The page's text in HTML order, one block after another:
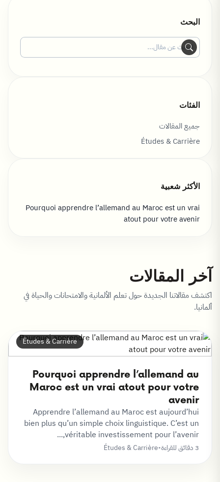
البحث
الفئات
جميع المقالات
Études & Carrière
الأكثر شعبية
Pourquoi apprendre l’allemand au Maroc est un vrai
atout pour votre avenir
آخر المقالات
اكتشف مقالاتنا الجديدة حول تعلم الألمانية والامتحانات والحياة في
ألمانيا.
Études & Carrière
Pourquoi apprendre l’allemand au
Maroc est un vrai atout pour votre
avenir
Apprendre l’allemand au Maroc est aujourd’hui
bien plus qu’un simple choix linguistique. C’est un
véritable investissement pour l’avenir,...
3 دقائق للقراءة •
Études & Carrière